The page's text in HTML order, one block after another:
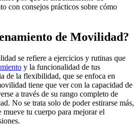
con consejos prácticos sobre cómo
de Movilidad?
se refiere a ejercicios y rutinas que
y la funcionalidad de tus
de la flexibilidad, que se enfoca en
tiene que ver con la capacidad de
a través de su rango completo de
No se trata solo de poder estirarse más,
tu cuerpo para mejorar el